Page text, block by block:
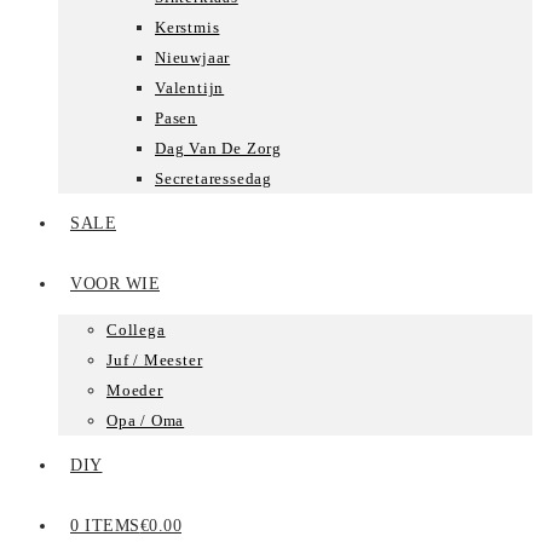
Kerstmis
Nieuwjaar
Valentijn
Pasen
Dag Van De Zorg
Secretaressedag
SALE
VOOR WIE
Collega
Juf / Meester
Moeder
Opa / Oma
DIY
0 ITEMS€0.00